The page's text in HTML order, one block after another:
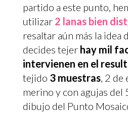
partido a este punto,
utilizar 2 lanas bien
resaltar aún más la idea
decides tejer hay mil
intervienen en el
tejido 3 muestras, 2 de
merino y con agujas del
dibujo del Punto